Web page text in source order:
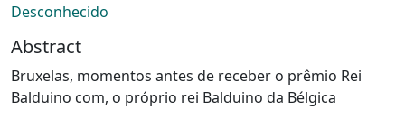
Desconhecido
Abstract
Bruxelas, momentos antes de receber o prêmio Rei
Balduino com, o próprio rei Balduino da Bélgica